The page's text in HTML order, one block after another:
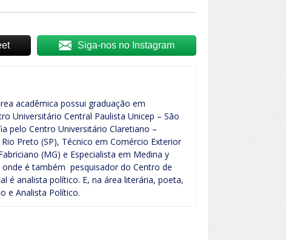
Siga-nos no Instagram
acadêmica possui graduação em
Universitário Central Paulista Unicep – São
pelo Centro Universitário Claretiano –
Preto (SP), Técnico em Comércio Exterior
(MG) e Especialista em Medina y
é também pesquisador do Centro de
é analista político. E, na área literária, poeta,
e Analista Político.